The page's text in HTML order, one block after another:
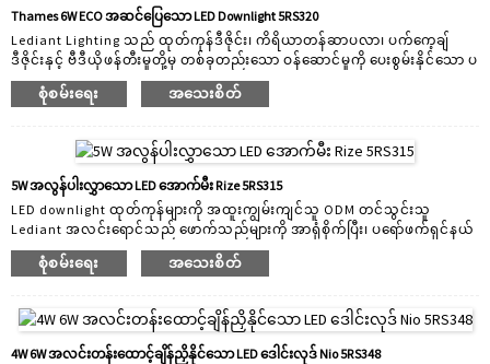
2700K ၊ 3000K ၊ 4000K တို့တွင် မတူညီသောအရောင်အပူချိန် 3 မျိုးကို ချိန်ညှိနိုင်
ပြီး သယ်ယူပို့ဆောင်စရိတ်နှင့် ...
Thames 6W ECO အဆင်ပြေသော LED Downlight 5RS320
Lediant Lighting သည် ထုတ်ကုန်ဒီဇိုင်း၊ ကိရိယာတန်ဆာပလာ၊ ပက်ကေ့ချ်
ဒီဇိုင်းနှင့် ဗီဒီယိုဖန်တီးမှုတို့မှ တစ်ခုတည်းသော ဝန်ဆောင်မှုကို ပေးစွမ်းနိုင်သော ပ
ရော်ဖက်ရှင်နယ် ODM&OEM ဦးဆောင်သည့် ဒေါင်းမီးများ ထုတ်လုပ်ရောင်းချသူ
ဖြစ်သည်။ Lediant Lighting တွင်ပြုလုပ်ထားသော led downlights အားလုံးကို
ထားသည်။ ကျွန်ုပ်တို့တွင် ခိုင်မာသော ODM ဝန်ဆောင်မှုများရှိသည်။ ဒီဇိုင်း
အင်ဂျင်နီယာ 30 ကျော်နှင့် R&D အင်ဂျင်နီယာများသည် ကျွန်ုပ်တို့နှင့်အတူ
လုပ်ဆောင်နေသော ODM ဒီဇိုင်းအတွက် ဖောက်သည်များအား အမြန်ဖြေရှင်းချက်
အပြင် စိတ်ကြိုက်အမျိုးမျိုးကို ဖြည့်ဆည်းနိုင်ရန် မတူညီသော dimmable
driver solutions များကို ပေးဆောင်သည်...
စုံစမ်းရေး အသေးစိတ်
5W အလွန်ပါးလွှာသော LED အောက်မီး Rize 5RS315
LED downlight ထုတ်ကုန်များကို အထူးကျွမ်းကျင်သူ ODM တင်သွင်းသူ
Lediant အလင်းရောင်သည် ဖောက်သည်များကို အာရုံစိုက်ပြီး၊ ပရော်ဖက်ရှင်နယ်
နှင့် "နည်းပညာ-အသားပေး" ထိပ်တန်း LED downlight ထုတ်လုပ်သူဖြစ်သည်။
2005 ခုနှစ်ကတည်းက R&D ဝန်ထမ်းအဖွဲ့ဝင် 30 ဖြင့် Lediant သည် သင့်စျေး
မျိုးအတွက် သင့်လျော်သော LED downlight များကို ဒီဇိုင်းဆွဲပြီး ထုတ်လုပ်
ပါသည်။ ထုတ်ကုန်အကွာအဝေးတွင် ပြည်တွင်းမီးလုံးများ၊ စီးပွားဖြစ် အောက်မီး
များနှင့် စမတ်ကျသည့်မီးများ ပါဝင်ပါသည်။ Lediant မှရောင်းချသောထုတ်ကုန်
စုံစမ်းရေး အသေးစိတ်
4W 6W အလင်းတန်းထောင့်ချိန်ညှိနိုင်သော LED ဒေါင်းလုဒ် Nio 5RS348